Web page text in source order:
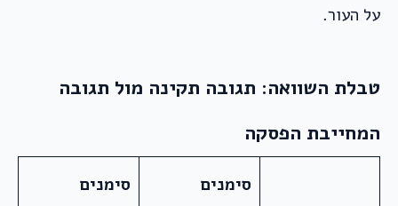
על העור.
טבלת השוואה: תגובה תקינה מול תגובה
המחייבת הפסקה
סימנים
סימנים